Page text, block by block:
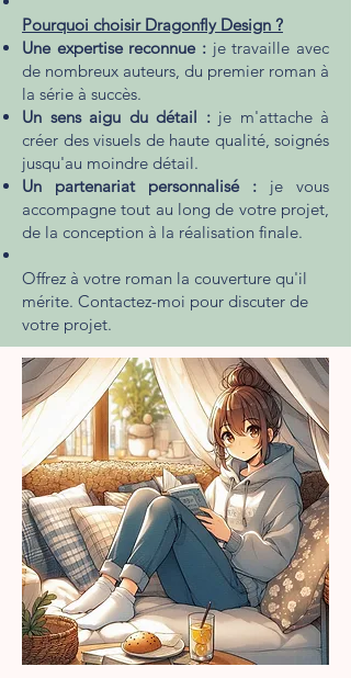
Pourquoi choisir Dragonfly Design ?
Une expertise reconnue : je travaille avec
de nombreux auteurs, du premier roman à
la série à succès.
Un sens aigu du détail :je m'attache à
créer des visuels de haute qualité, soignés
jusqu'au moindre détail.
Un partenariat personnalisé : je vous
accompagne tout au long de votre projet,
de la conception à la réalisation finale.
Offrez à votre roman la couverture qu'il
mérite. Contactez-moi pour discuter de
votre projet.